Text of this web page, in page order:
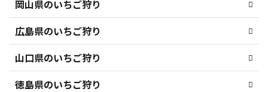
岡山県のいちご狩り
広島県のいちご狩り
山口県のいちご狩り
徳島県のいちご狩り